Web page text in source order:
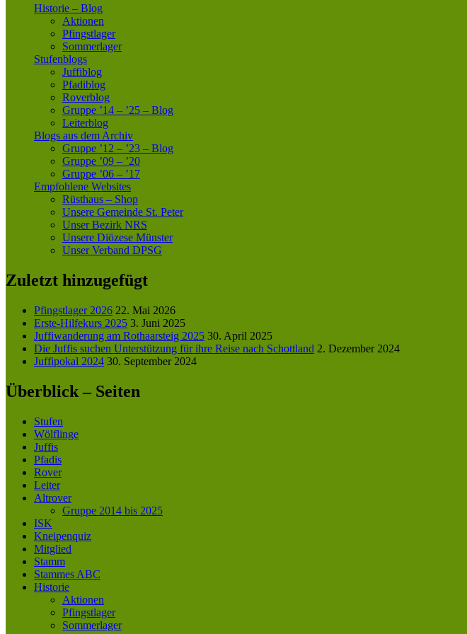
Historie – Blog
Aktionen
Pfingstlager
Sommerlager
Stufenblogs
Juffiblog
Pfadiblog
Roverblog
Gruppe ’14 – ’25 – Blog
Leiterblog
Blogs aus dem Archiv
Gruppe ’12 – ’23 – Blog
Gruppe ’09 – ’20
Gruppe ’06 – ’17
Empfohlene Websites
Rüsthaus – Shop
Unsere Gemeinde St. Peter
Unser Bezirk NRS
Unsere Diözese Münster
Unser Verband DPSG
Zuletzt hinzugefügt
Pfingstlager 2026 22. Mai 2026
Erste-Hilfekurs 2025 3. Juni 2025
Juffiwanderung am Rothaarsteig 2025 30. April 2025
Die Juffis suchen Unterstützung für ihre Reise nach Schottland 2. Dezember 2024
Juffipokal 2024 30. September 2024
Überblick – Seiten
Stufen
Wölflinge
Juffis
Pfadis
Rover
Leiter
Altrover
Gruppe 2014 bis 2025
ISK
Kneipenquiz
Mitglied
Stamm
Stammes ABC
Historie
Aktionen
Pfingstlager
Sommerlager